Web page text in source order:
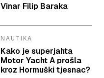
Vinar Filip Baraka
NAUTIKA
Kako je superjahta
Motor Yacht A prošla
kroz Hormuški tjesnac?